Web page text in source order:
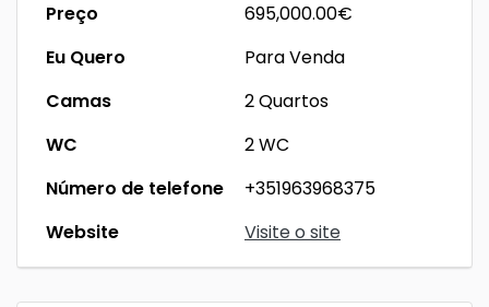
Preço
695,000.00€
Eu Quero
Para Venda
Camas
2 Quartos
WC
2 WC
Número de telefone
+351963968375
Website
Visite o site